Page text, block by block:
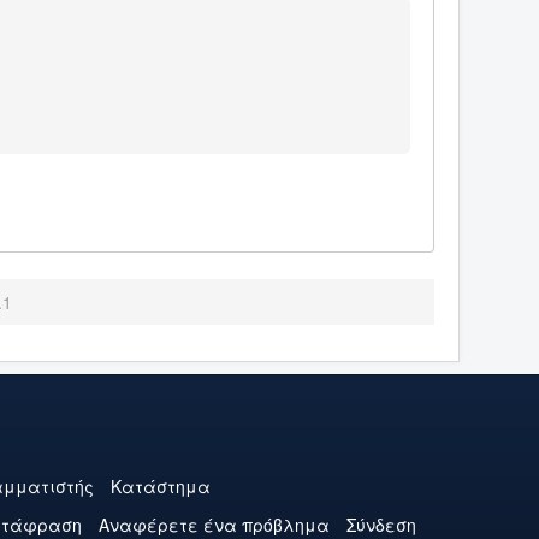
Κατάστημα
Αναφέρετε ένα πρόβλημα Σύνδεση